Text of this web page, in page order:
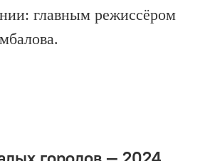
главным режиссёром